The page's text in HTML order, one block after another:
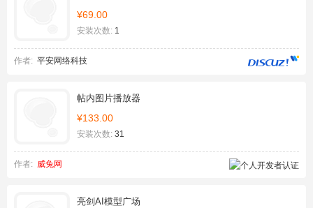
¥69.00
安装次数: 1
作者: 平安网络科技
帖内图片播放器
¥133.00
安装次数: 31
作者: 威兔网
亮剑AI模型广场